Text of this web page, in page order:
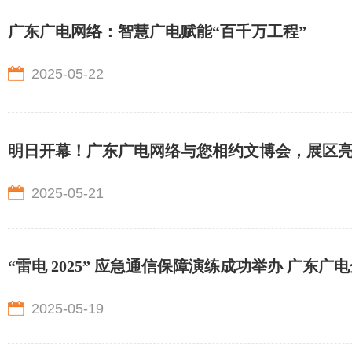
广东广电网络：智慧广电赋能“百千万工程”
2025-05-22
明日开幕！广东广电网络与您相约文博会，展区
2025-05-21
“雷电 2025” 应急通信保障演练成功举办 广东广
2025-05-19